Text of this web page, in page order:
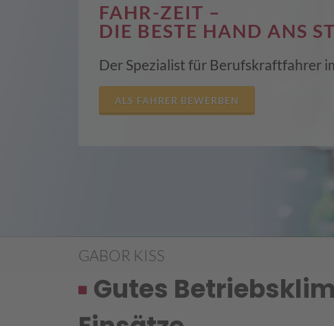
FAHR-ZEIT –
DIE BESTE HAND ANS
Der Spezialist für Berufskraftfahrer
ALS FAHRER BEWERBEN
GABOR KISS
Gutes